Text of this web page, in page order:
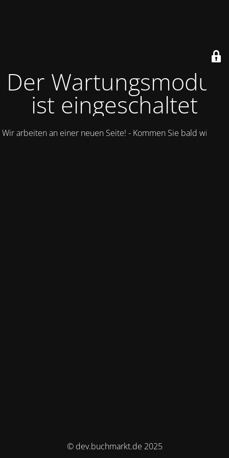
Der Wartungsmodus
ist eingeschaltet
Wir arbeiten an einer neuen Seite! - Kommen Sie bald wieder.
© dev.buchmarkt.de 2025